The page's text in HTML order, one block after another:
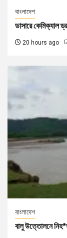
বাংলাদেশ
ডাসারে কেমিক্যাল
20 hours ago
বাংলাদেশ
বালু উত্তোলনে